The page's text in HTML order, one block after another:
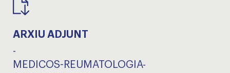
ARXIU ADJUNT
-
MEDICOS-REUMATOLOGIA-